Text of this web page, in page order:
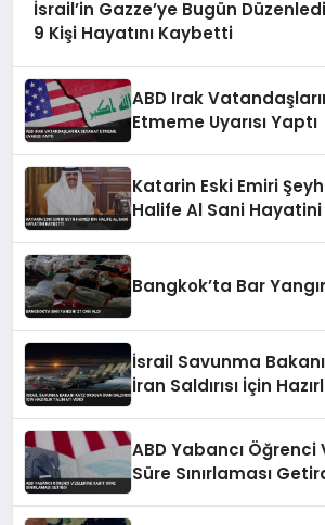
İsrail’in Gazze’ye Bugün
9 Kişi Hayatını Kaybetti
ABD Irak
Etmeme Uyarısı Yaptı
Katarin Eski Emiri
Halife Al Sani
Bangkok’ta Bar
İsrail Savunma
İran Saldırısı İçin
ABD Yabancı
Süre Sınırlaması